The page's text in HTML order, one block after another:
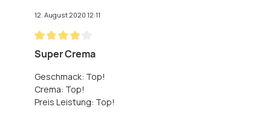
12. August 2020 12:11
Bewertung mit 4 von 5 Sternen
Super Crema
Geschmack: Top!
Crema: Top!
Preis Leistung: Top!